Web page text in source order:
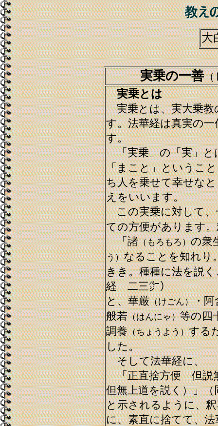
大
実乗の一善（
実乗とは
実乗とは、実大乗教
す。法華経は真実の
す。
「実乗」の「実」と
「まこと」というこ
ち人を乗せて幸せな
えをいいます。
この実乗に対して、
ての方便があります
「諸（もろもろ）の衆
う）なることを知れり
きき。種種に法を説
経 二三㌻）
と、華厳（けごん）・阿
般若（はんにゃ）等の四
調養（ちょうよう）する
した。
そして法華経に、
「正直捨方便 但説
但無上道を説く）」（
と示されるように、
に、素直に捨てて、